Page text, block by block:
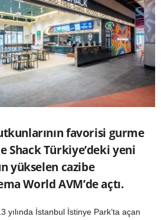
favorisi gurme
Shack Türkiye’deki yeni
yükselen cazibe
World AVM’de açtı.
yılında İstanbul İstinye Park’ta açan